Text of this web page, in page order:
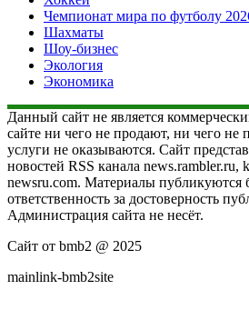
Чемпионат мира по футболу
Шахматы
Шоу-бизнес
Экология
Экономика
Данный сайт не является
сайте ни чего не продают, ни чего не
услуги не оказываются. Сайт
новостей RSS канала news.rambler.ru,
newsru.com. Материалы публикуются
ответственность за достоверность
Администрация сайта не несёт.
Сайт от bmb2 @ 2025
mainlink-bmb2site